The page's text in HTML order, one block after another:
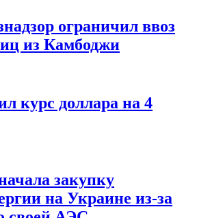
ограничил ввоз
из Камбоджи
курс доллара на 4
закупку
на Украине из-за